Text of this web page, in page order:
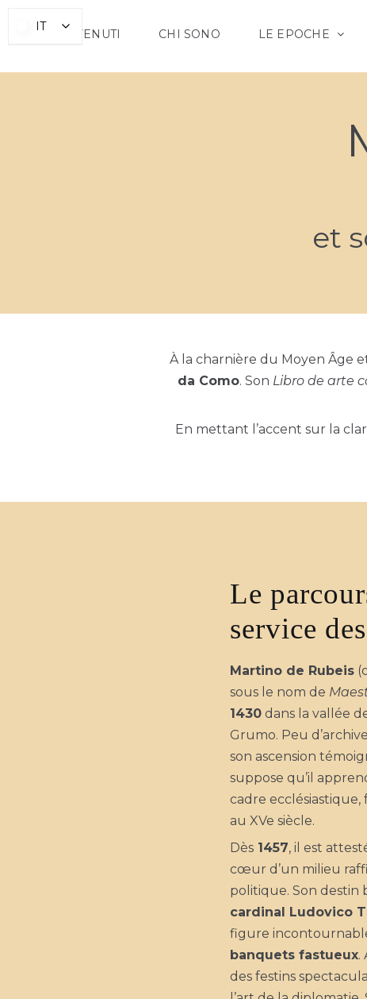
BENVENUTI CHI SONO LE EPOCHE
et
À la charnière du Moyen Âge
da Como. Son Libro de arte
En mettant l’accent sur la
Le
service
Martino de Rubeis
sous le nom de
1430dans la vallée
Grumo. Peu
son ascension
suppose qu’il
cadre
au XVe siècle.
Dès1457, il est
cœur d’un milieu
politique. Son destin
cardinal Ludovico
figure
banquets fastueux.
des festins
IT
IT